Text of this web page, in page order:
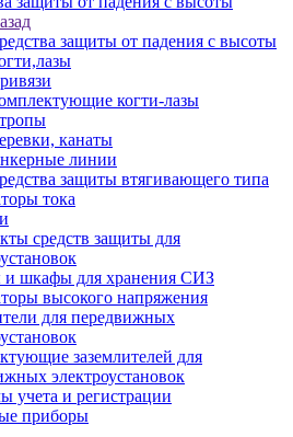
защиты от падения с высоты
когти-лазы
канаты
линии
защиты втягивающего типа
тока
средств защиты для
и шкафы для хранения СИЗ
высокого напряжения
для передвижных
заземлителей для
электроустановок
учета и регистрации
приборы